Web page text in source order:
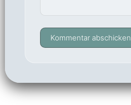
Kommentar abschicken